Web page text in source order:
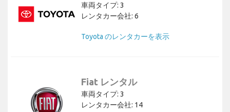
車両タイプ: 3
レンタカー会社: 6
Toyota のレンタカーを表示
Fiat レンタル
車両タイプ: 3
レンタカー会社: 14